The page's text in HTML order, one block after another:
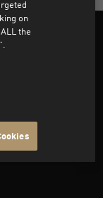
on
the